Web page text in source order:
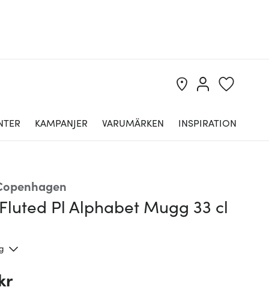
KAMPANJER VARUMÄRKEN INSPIRATION
Pl Alphabet Mugg 33 cl